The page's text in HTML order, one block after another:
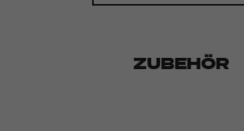
ZUBEHÖR